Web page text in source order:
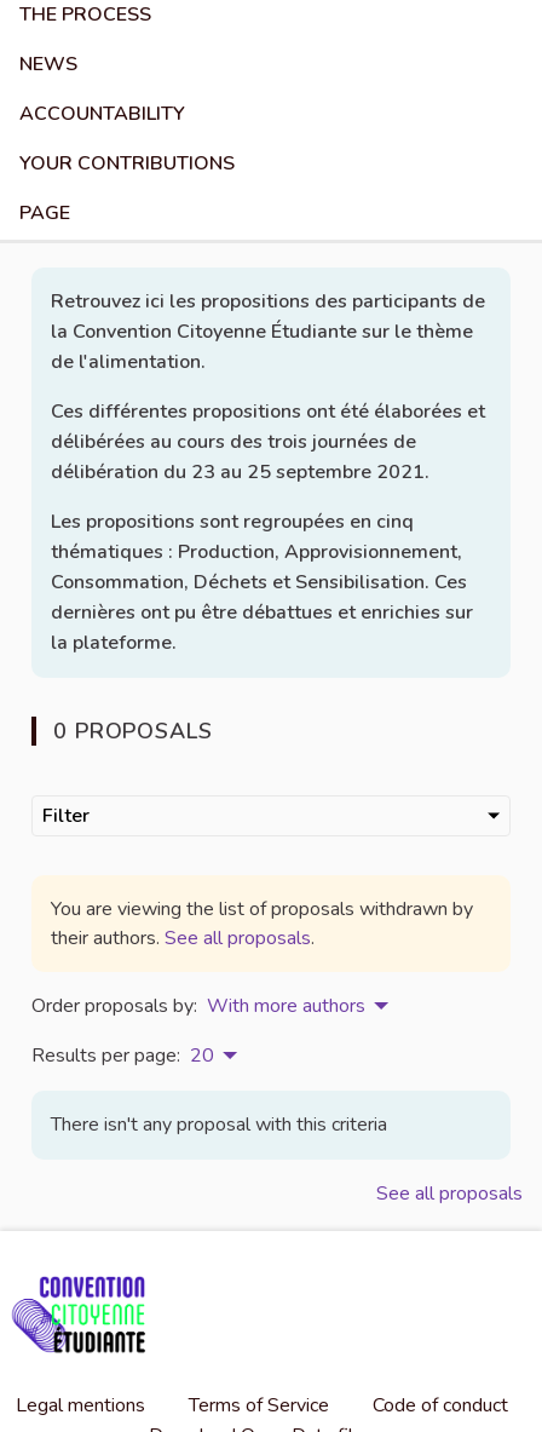
THE PROCESS
NEWS
ACCOUNTABILITY
YOUR CONTRIBUTIONS
PAGE
Retrouvez ici les propositions des participants de
la Convention Citoyenne Étudiante sur le thème
de l'alimentation.
Ces différentes propositions ont été élaborées et
délibérées au cours des trois journées de
délibération du 23 au 25 septembre 2021.
Les propositions sont regroupées en cinq
thématiques : Production, Approvisionnement,
Consommation, Déchets et Sensibilisation. Ces
dernières ont pu être débattues et enrichies sur
la plateforme.
0 PROPOSALS
Filter
You are viewing the list of proposals withdrawn by
their authors. See all proposals.
Order proposals by: With more authors
Results per page: 20
There isn't any proposal with this criteria
See all proposals
Legal mentions Terms of Service
Code of conduct